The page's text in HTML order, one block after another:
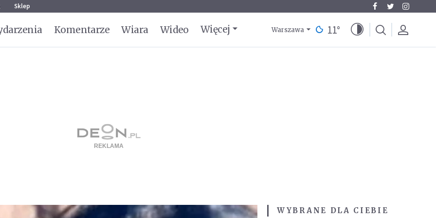
Sklep
Komentarze Wiara Wideo Więcej Warszawa 11°
WYBRANE DLA CIEBIE